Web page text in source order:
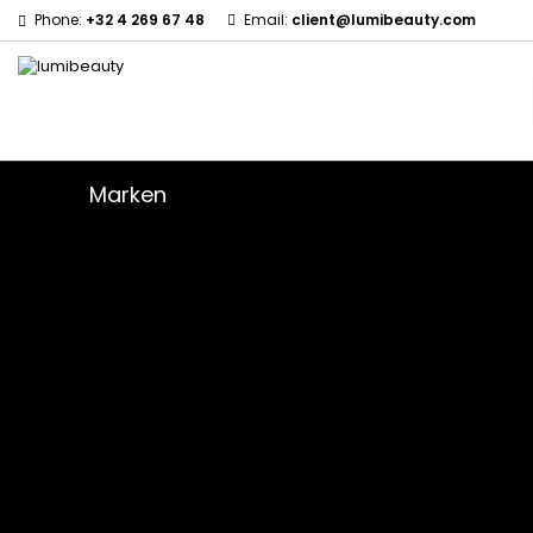
Phone: +32 4 269 67 48 Email: client@lumibeauty.com
Marken